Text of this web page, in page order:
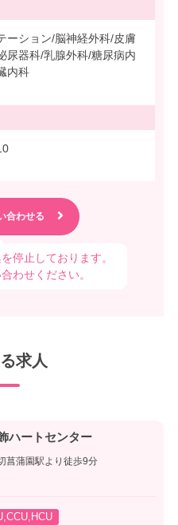
ーション/脳神経外科/皮膚
尿器科/乳腺外科/糖尿病内
内科
停止しております。
わせください。
求人
ハートセンター
蒲園駅より徒歩9分